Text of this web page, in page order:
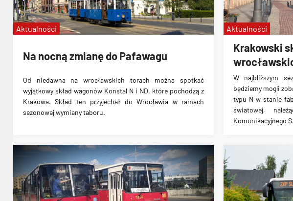
Na nocną zmianę do Pafawagu
Od niedawna na wrocławskich torach można spotkać
wyjątkowy skład wagonów Konstal N i ND, które pochodzą z
Krakowa. Skład ten przyjechał do Wrocławia w ramach
sezonowej wymiany taboru.
Aktualności
Krakowski
W najbliższym
będziemy mogli
typu N w stanie
światowej,
Komunikacyjnego
Aktualności